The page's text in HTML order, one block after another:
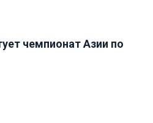
чемпионат Азии по